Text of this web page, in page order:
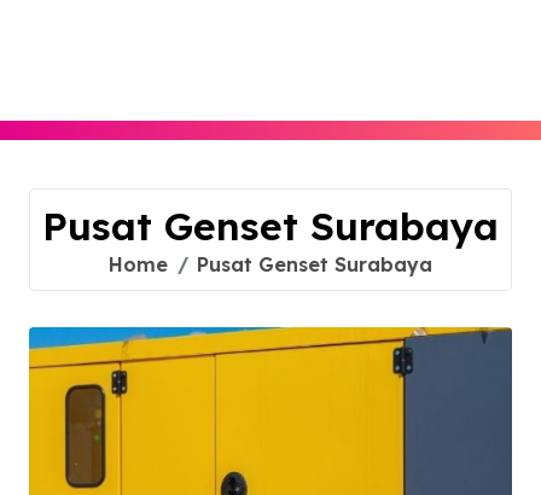
Pusat Genset Surabaya
Home Pusat Genset Surabaya